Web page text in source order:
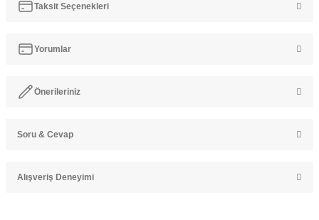
Taksit Seçenekleri
Yorumlar
Önerileriniz
Bu ürünün fiyat bilgisi, resim, ürün açıklamalarında ve diğer
Görüş ve önerileriniz için teşekkür ederiz.
Soru & Cevap
Alışveriş Deneyimi